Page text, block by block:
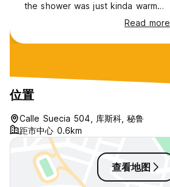
the shower was just kinda warm
and I’m a baby in the cold haha.
But other than that it’s a great
place to stay!
Read more
位置
Calle Suecia 504, 库斯科, 秘鲁
距市中心 0.6km
查看地图